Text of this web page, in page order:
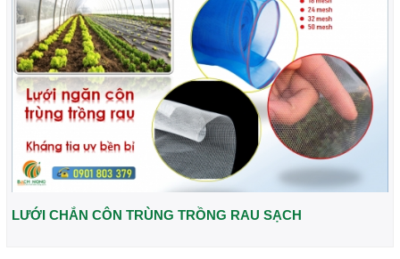
LƯỚI CHẮN CÔN TRÙNG TRỒNG RAU SẠCH